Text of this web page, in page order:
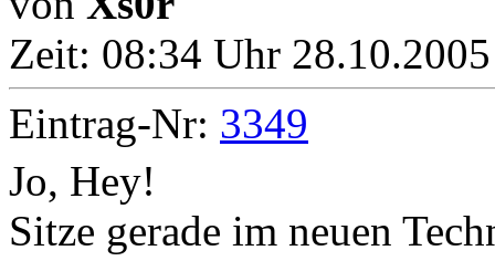
Zeit: 08:34 Uhr
Eintrag-Nr: 3349
Jo, Hey!
Sitze gerade im neuen